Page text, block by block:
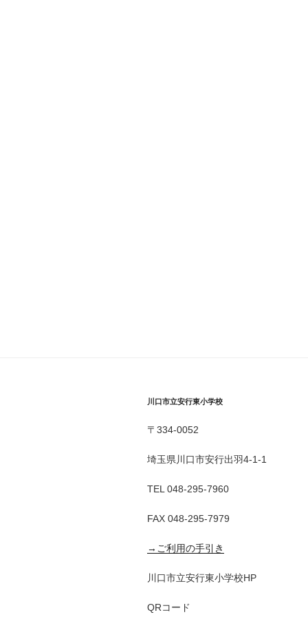
川口市立安行東小学校
〒334-0052
埼玉県川口市安行出羽4-1-1
TEL 048-295-7960
FAX 048-295-7979
→ご利用の手引き
川口市立安行東小学校HP
QRコード